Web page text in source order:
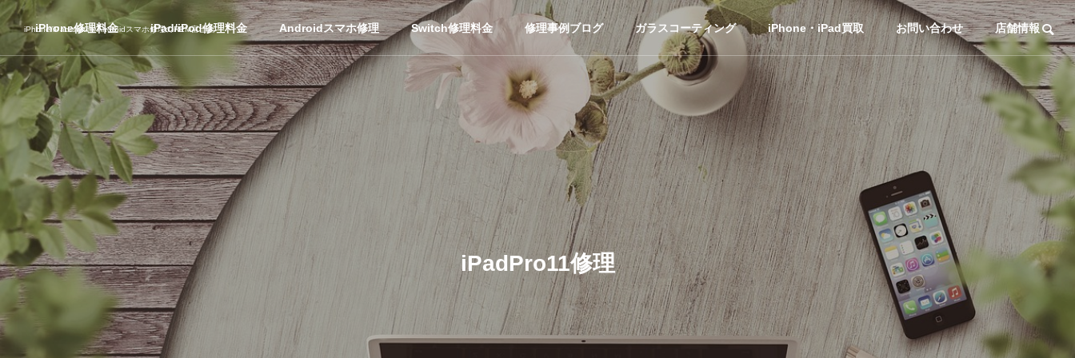
iPhone/iPad/switch/Androidスマホ修理のREM富士店
iPhone修理料金 iPad/iPod修理料金 Androidスマホ修理 Switch修理料金 修理事例ブログ ガラスコーティング iPhone・iPad買取 お問い合わせ 店舗情報
iPadPro11修理